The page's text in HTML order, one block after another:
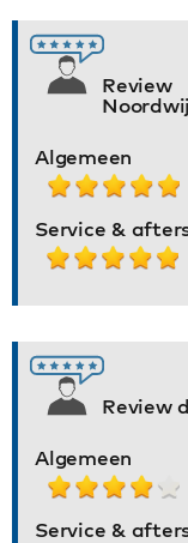
Algemeen
Service &
Review
Algemeen
Service &